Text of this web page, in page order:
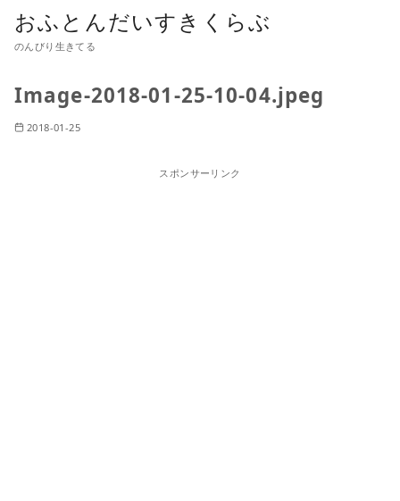
おふとんだいすきくらぶ
のんびり生きてる
Image-2018-01-25-10-04.jpeg
2018-01-25
スポンサーリンク